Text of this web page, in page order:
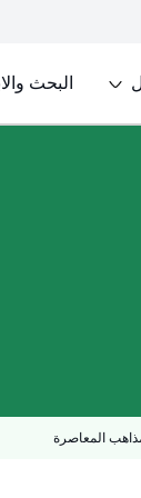
البحث
المعاصرة